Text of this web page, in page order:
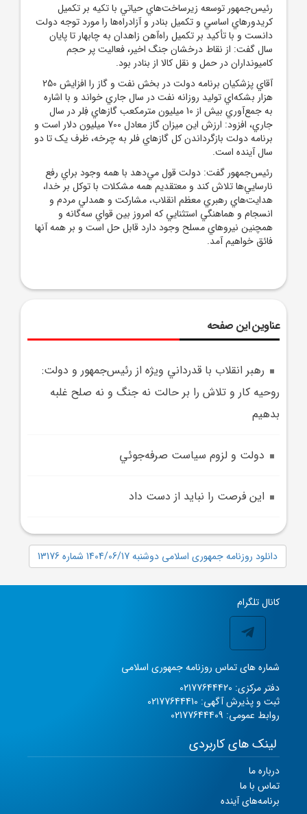
رئيس‌جمهور توسعه زيرساخت‌هاي حياتي با تکيه بر تکميل
کريدورهاي اساسي و تکميل بنادر و آزادراه‌ها را مورد توجه دولت
دانست و با تأکيد بر تکميل راه‌آهن زاهدان به چابهار تا پايان
سال گفت: از نقاط درخشان جنگ اخير، فعاليت پر حجم
کاميونداران در حمل و نقل کالا از بنادر بود.
آقاي پزشکيان برنامه دولت در بخش نفت و گاز را افزايش 250
هزار بشکه‌اي توليد روزانه نفت در سال جاري خواند و با اشاره
به جمع‌آوري بيش از 10 ميليون مترمکعب گازهاي فِلر در سال
جاري، افزود: ارزش اين ميزان گاز معادل 700 ميليون دلار است و
برنامه دولت بازگرداندن کل گازهاي فلر به چرخه، ظرف يک تا دو
سال آينده است.
رئيس‌جمهور گفت: دولت قول مي‌دهد با همه وجود براي رفع
نارسايي‌ها تلاش کند و معتقديم همه مشکلات با توکل بر خدا،
هدايت‌هاي رهبري معظم انقلاب، مشارکت و همدلي مردم و
انسجام و هماهنگي استثنايي که امروز بين قواي سه‌گانه و
همچنين نيروهاي مسلح وجود دارد قابل حل است و بر همه آنها
فائق خواهيم آمد.
عناوین این صفحه
رهبر انقلاب با قدرداني ويژه از رئيس‌جمهور و دولت:
روحيه کار و تلاش را بر حالت نه جنگ و نه صلح غلبه
بدهيم
دولت و لزوم سياست صرفه‌جوئي
اين فرصت را نبايد از دست داد
دانلود روزنامه جمهوری اسلامی دوشنبه 1404/06/17 شماره 13176
کانال تلگرام
شماره های تماس روزنامه جمهوری اسلامی
دفتر مرکزی: 02177644420
ثبت و پذیرش آگهی: 02177644410
روابط عمومی: 02177644409
لینک های کاربردی
درباره ما
تماس با ما
برنامه‌های آینده